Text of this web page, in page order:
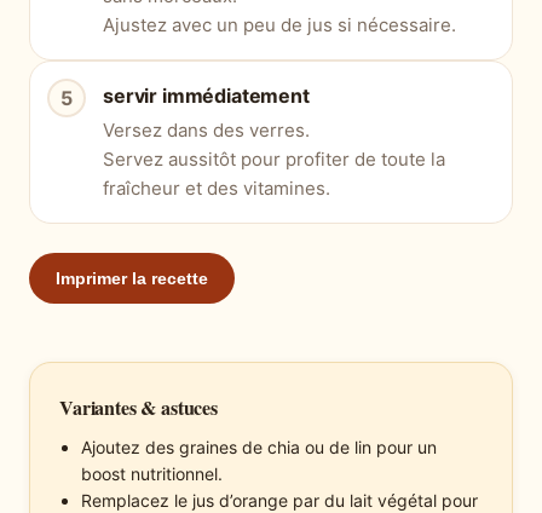
Ajustez avec un peu de jus si nécessaire.
servir immédiatement
Versez dans des verres.
Servez aussitôt pour profiter de toute la
fraîcheur et des vitamines.
Imprimer la recette
Variantes & astuces
Ajoutez des graines de chia ou de lin pour un
boost nutritionnel.
Remplacez le jus d’orange par du lait végétal pour